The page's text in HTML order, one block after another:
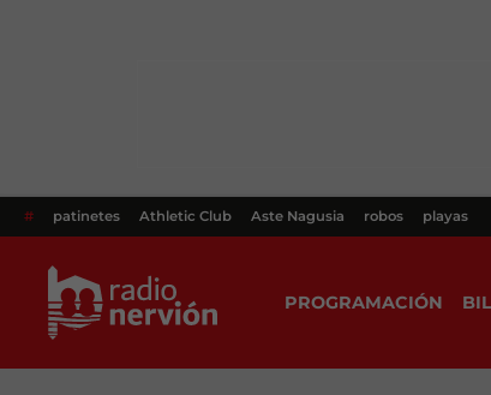
# patinetes Athletic Club Aste Nagusia robos playas
PROGRAMACIÓN